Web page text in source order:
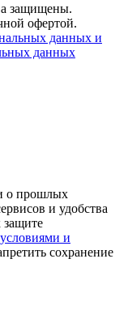
защищены.
офертой.
данных и
данных
о прошлых
и удобства
защите
условиями и
сохранение